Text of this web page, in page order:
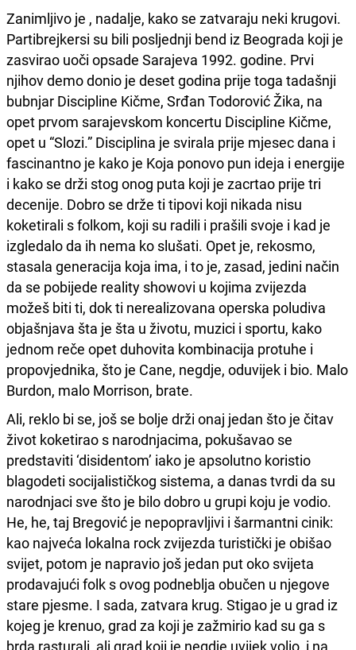
Zanimljivo je , nadalje, kako se zatvaraju neki krugovi.
Partibrejkersi su bili posljednji bend iz Beograda koji je
zasvirao uoči opsade Sarajeva 1992. godine. Prvi
njihov demo donio je deset godina prije toga tadašnji
bubnjar Discipline Kičme, Srđan Todorović Žika, na
opet prvom sarajevskom koncertu Discipline Kičme,
opet u “Slozi.” Disciplina je svirala prije mjesec dana i
fascinantno je kako je Koja ponovo pun ideja i energije
i kako se drži stog onog puta koji je zacrtao prije tri
decenije. Dobro se drže ti tipovi koji nikada nisu
koketirali s folkom, koji su radili i prašili svoje i kad je
izgledalo da ih nema ko slušati. Opet je, rekosmo,
stasala generacija koja ima, i to je, zasad, jedini način
da se pobijede reality showovi u kojima zvijezda
možeš biti ti, dok ti nerealizovana operska poludiva
objašnjava šta je šta u životu, muzici i sportu, kako
jednom reče opet duhovita kombinacija protuhe i
propovjednika, što je Cane, negdje, oduvijek i bio. Malo
Burdon, malo Morrison, brate.
Ali, reklo bi se, još se bolje drži onaj jedan što je čitav
život koketirao s narodnjacima, pokušavao se
predstaviti ‘disidentom’ iako je apsolutno koristio
blagodeti socijalističkog sistema, a danas tvrdi da su
narodnjaci sve što je bilo dobro u grupi koju je vodio.
He, he, taj Bregović je nepopravljivi i šarmantni cinik:
kao najveća lokalna rock zvijezda turistički je obišao
svijet, potom je napravio još jedan put oko svijeta
prodavajući folk s ovog podneblja obučen u njegove
stare pjesme. I sada, zatvara krug. Stigao je u grad iz
kojeg je krenuo, grad za koji je zažmirio kad su ga s
brda rasturali, ali grad koji je negdje uvijek volio, i na